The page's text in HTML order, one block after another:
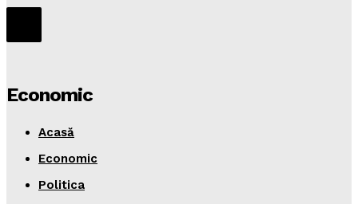
Economic
Acasă
Economic
Politica